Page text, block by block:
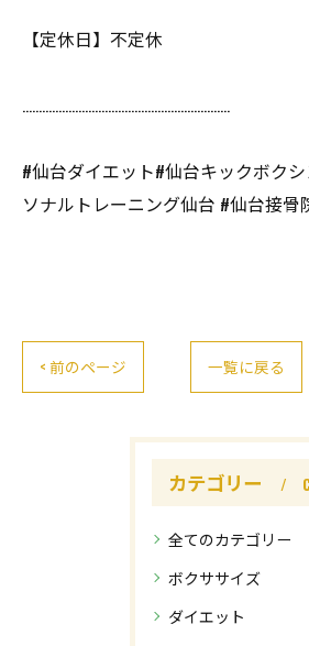
【定休日】不定休
………………………………………………………
#仙台ダイエット#仙台キックボク
ソナルトレーニング仙台 #仙台接骨
< 前のページ 一覧に戻る
カテゴリー
全てのカテゴリー
ボクササイズ
ダイエット